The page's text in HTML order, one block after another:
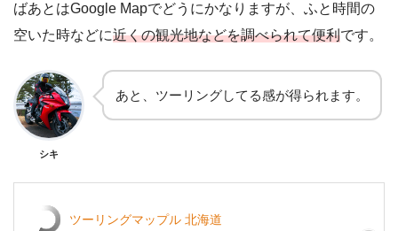
ばあとはGoogle Mapでどうにかなりますが、ふと時間の
空いた時などに近くの観光地などを調べられて便利です。
シキ
あと、ツーリングしてる感が得られます。
ツーリングマップル 北海道